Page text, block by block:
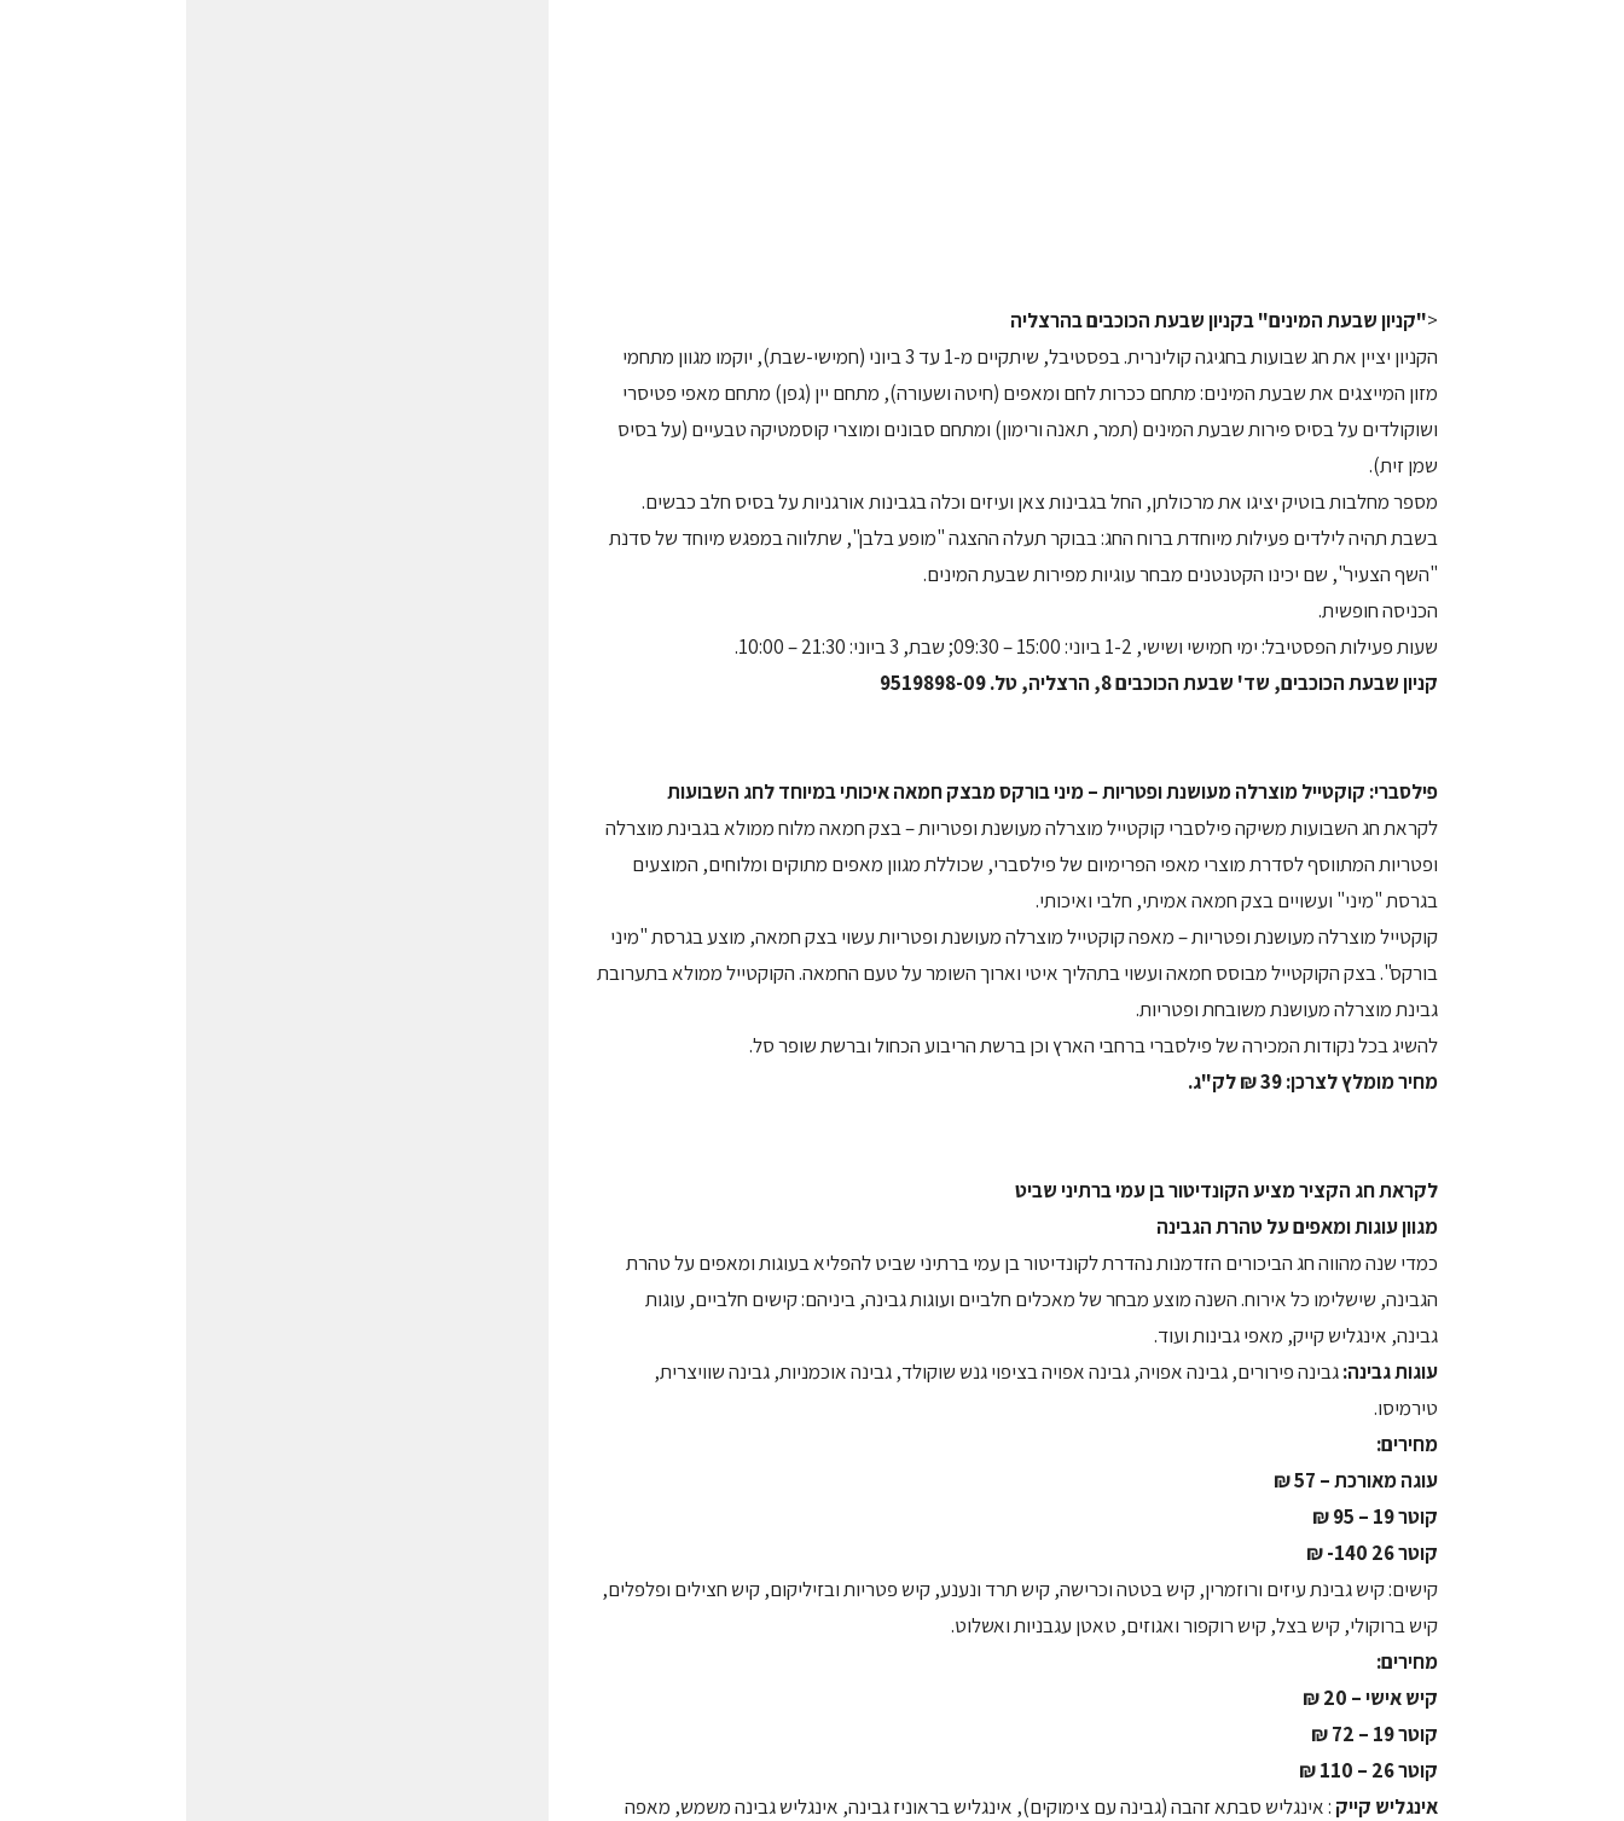
<"קניון שבעת המינים" בקניון שבעת הכוכבים בהרצליה
הקניון יציין את חג שבועות בחגיגה קולינרית. בפסטיבל, שיתקיים מ-1 עד 3 ביוני (חמישי-שבת), יוקמו מגוון מתחמי
מזון המייצגים את שבעת המינים: מתחם ככרות לחם ומאפים (חיטה ושעורה), מתחם יין (גפן) מתחם מאפי פטיסרי
ושוקולדים על בסיס פירות שבעת המינים (תמר, תאנה ורימון) ומתחם סבונים ומוצרי קוסמטיקה טבעיים (על בסיס
שמן זית).
מספר מחלבות בוטיק יציגו את מרכולתן, החל בגבינות צאן ועיזים וכלה בגבינות אורגניות על בסיס חלב כבשים.
בשבת תהיה לילדים פעילות מיוחדת ברוח החג: בבוקר תעלה ההצגה "מופע בלבן", שתלווה במפגש מיוחד של סדנת
"השף הצעיר", שם יכינו הקטנטנים מבחר עוגיות מפירות שבעת המינים.
הכניסה חופשית.
שעות פעילות הפסטיבל: ימי חמישי ושישי, 1-2 ביוני: 15:00 – 09:30; שבת, 3 ביוני: 21:30 – 10:00.
קניון שבעת הכוכבים, שד' שבעת הכוכבים 8, הרצליה, טל. 9519898-09
פילסברי: קוקטייל מוצרלה מעושנת ופטריות – מיני בורקס מבצק חמאה איכותי במיוחד לחג השבועות
לקראת חג השבועות משיקה פילסברי קוקטייל מוצרלה מעושנת ופטריות – בצק חמאה מלוח ממולא בגבינת מוצרלה
ופטריות המתווסף לסדרת מוצרי מאפי הפרימיום של פילסברי, שכוללת מגוון מאפים מתוקים ומלוחים, המוצעים
בגרסת "מיני" ועשויים בצק חמאה אמיתי, חלבי ואיכותי.
קוקטייל מוצרלה מעושנת ופטריות – מאפה קוקטייל מוצרלה מעושנת ופטריות עשוי בצק חמאה, מוצע בגרסת "מיני
בורקס". בצק הקוקטייל מבוסס חמאה ועשוי בתהליך איטי וארוך השומר על טעם החמאה. הקוקטייל ממולא בתערובת
גבינת מוצרלה מעושנת משובחת ופטריות.
להשיג בכל נקודות המכירה של פילסברי ברחבי הארץ וכן ברשת הריבוע הכחול וברשת שופר סל.
מחיר מומלץ לצרכן: 39 ₪ לק"ג.
לקראת חג הקציר מציע הקונדיטור בן עמי ברתיני שביט
מגוון עוגות ומאפים על טהרת הגבינה
כמדי שנה מהווה חג הביכורים הזדמנות נהדרת לקונדיטור בן עמי ברתיני שביט להפליא בעוגות ומאפים על טהרת
הגבינה, שישלימו כל אירוח. השנה מוצע מבחר של מאכלים חלביים ועוגות גבינה, ביניהם: קישים חלביים, עוגות
גבינה, אינגליש קייק, מאפי גבינות ועוד.
עוגות גבינה:גבינה פירורים, גבינה אפויה, גבינה אפויה בציפוי גנש שוקולד, גבינה אוכמניות, גבינה שוויצרית,
טירמיסו.
מחירים:
עוגה מאורכת – 57 ₪
קוטר 19 – 95 ₪
קוטר 26 140- ₪
קישים: קיש גבינת עיזים ורוזמרין, קיש בטטה וכרישה, קיש תרד ונענע, קיש פטריות ובזיליקום, קיש חצילים ופלפלים,
קיש ברוקולי, קיש בצל, קיש רוקפור ואגוזים, טאטן עגבניות ואשלוט.
מחירים:
קיש אישי – 20 ₪
קוטר 19 – 72 ₪
קוטר 26 – 110 ₪
אינגליש קייק : אינגליש סבתא זהבה (גבינה עם צימוקים), אינגליש בראוניז גבינה, אינגליש גבינה משמש, מאפה